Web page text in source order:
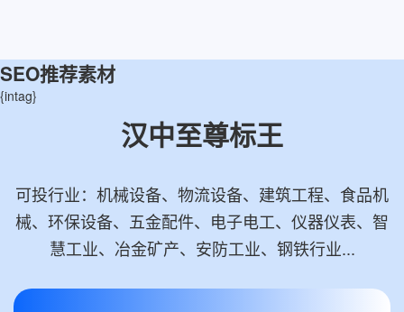
SEO推荐素材
{intag}
汉中至尊标王
可投行业：机械设备、物流设备、建筑工程、食品机
械、环保设备、五金配件、电子电工、仪器仪表、智
慧工业、冶金矿产、安防工业、钢铁行业...